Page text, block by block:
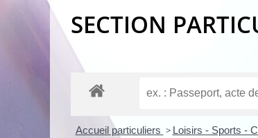
SECTION
Accueil particuliers > Loisirs - Sports -